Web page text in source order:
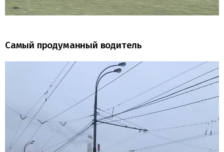
Самый продуманный водитель